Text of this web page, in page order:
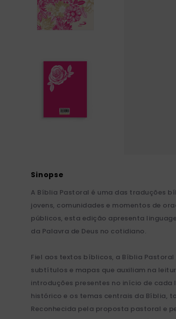
A Bíblia Pastoral é uma das traduções
jovens, comunidades e momentos de
públicos, esta edição apresenta
da Palavra de Deus no cotidiano.
Fiel aos textos bíblicos, a Bíblia
subtítulos e mapas que auxiliam na
introduções presentes no início de
histórico e os temas centrais da Bíblia,
Reconhecida pela proposta pastoral e